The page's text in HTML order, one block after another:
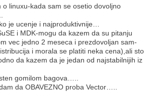
linuxu-kada sam se osetio dovoljno
je ucenje i najproduktivnije…
i MDK-mogu da kazem da su pitanju
vec jedno 2 meseca i prezdovoljan sam-
i morala se platiti neka cena),ali sto
da kazem da je jedan od najstabilnijih iz
gomilom bagova…..
da OBAVEZNO proba Vector…..